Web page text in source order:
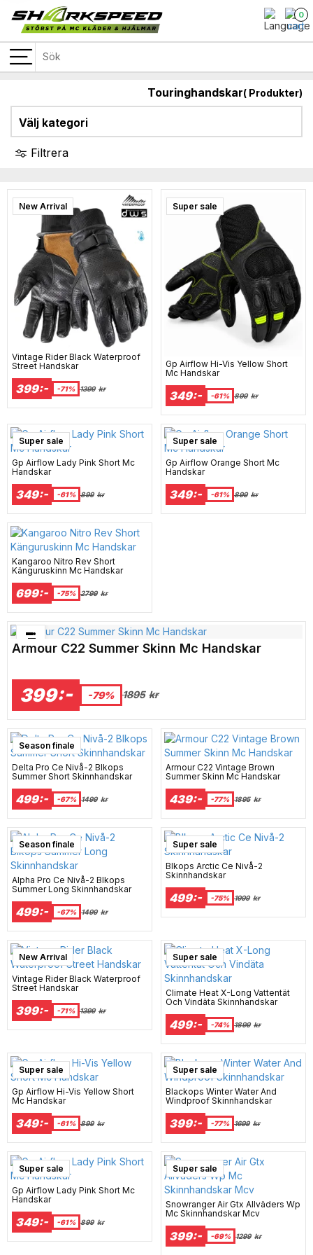
0
Touringhandskar( Produkter)
Välj kategori
Filtrera
Campaign
Best Seller
New Arrival
Vintage Rider Black Waterproof
Street Handskar
399:- -71% 1399 kr
Super sale
Gp Airflow Hi-Vis Yellow Short
Mc Handskar
349:- -61% 899 kr
Super sale
Gp Airflow Lady Pink Short Mc
Handskar
349:- -61% 899 kr
Super sale
Gp Airflow Orange Short Mc
Handskar
349:- -61% 899 kr
Kangaroo Nitro Rev Short
Känguruskinn Mc Handskar
699:- -75% 2799 kr
Bästsäljare just nu!
Armour C22 Summer Skinn Mc Handskar
399:- -79% 1895 kr
Season finale
Delta Pro Ce Nivå-2 Blkops
Summer Short Skinnhandskar
499:- -67% 1499 kr
Armour C22 Vintage Brown
Summer Skinn Mc Handskar
439:- -77% 1895 kr
Season finale
Alpha Pro Ce Nivå-2 Blkops
Summer Long Skinnhandskar
499:- -67% 1499 kr
Super sale
Blkops Arctic Ce Nivå-2
Skinnhandskar
499:- -75% 1999 kr
Campaign
Best Seller
New Arrival
Vintage Rider Black Waterproof
Street Handskar
399:- -71% 1399 kr
Super sale
Climate Heat X-Long Vattentät
Och Vindäta Skinnhandskar
499:- -74% 1899 kr
Super sale
Gp Airflow Hi-Vis Yellow Short
Mc Handskar
349:- -61% 899 kr
Super sale
Blackops Winter Water And
Windproof Skinnhandskar
399:- -77% 1699 kr
Super sale
Gp Airflow Lady Pink Short Mc
Handskar
349:- -61% 899 kr
Super sale
Snowranger Air Gtx Allväders Wp
Mc Skinnhandskar Mcv
399:- -69% 1299 kr